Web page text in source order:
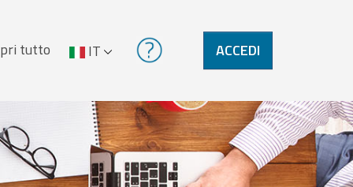
tutto IT ACCEDI